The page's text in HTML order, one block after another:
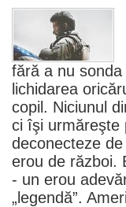
fără a nu
lichidarea
copil. Niciunul
ci îşi urmăreşte
deconecteze
erou de război.
- un erou
„legendă”.